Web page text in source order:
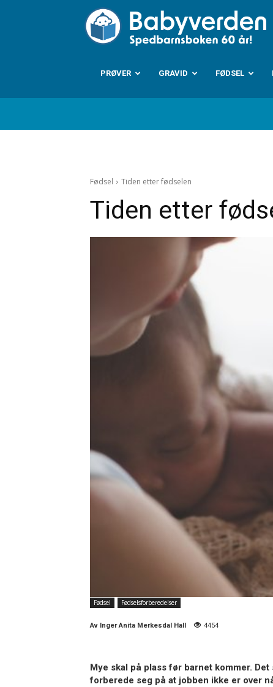
PRØVER GRAVID FØDSEL
Fødsel Tiden etter fødselen
Tiden etter
Fødsel Fødselsforberedelser
Av Inger Anita Merkesdal Hall 4454
Mye skal på plass før barnet kommer.
forberede seg på at jobben ikke er over